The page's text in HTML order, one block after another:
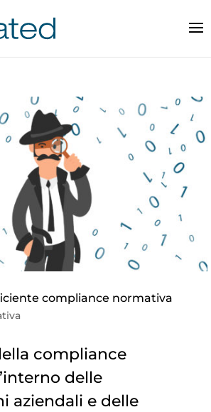
compliance normativa
compliance
delle
aziendali e delle